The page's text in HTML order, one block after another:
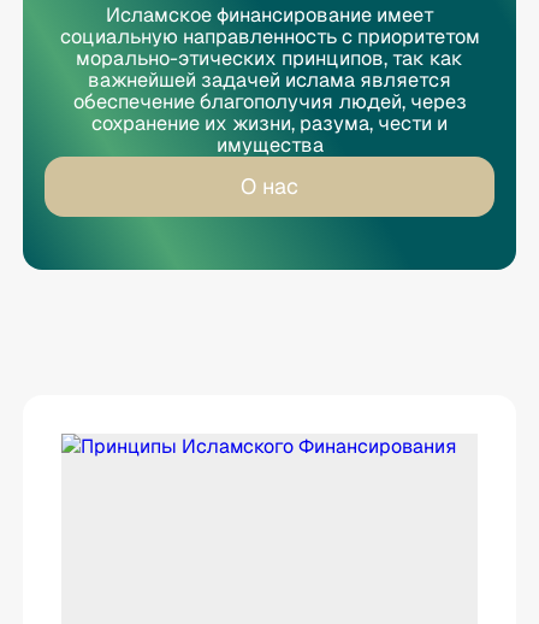
Исламское финансирование имеет
социальную направленность с приоритетом
морально-этических принципов, так как
важнейшей задачей ислама является
обеспечение благополучия людей, через
сохранение их жизни, разума, чести и
имущества
О нас